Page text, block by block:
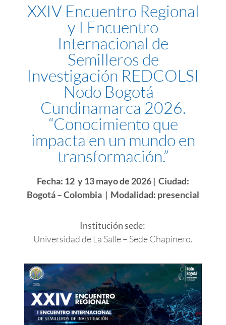
XXIV Encuentro Regional
y I Encuentro
Internacional de
Semilleros de
Investigación REDCOLSI
Nodo Bogotá–
Cundinamarca 2026.
“Conocimiento que
impacta en un mundo en
transformación.”
Fecha: 12 y 13 mayo de 2026 | Ciudad:
Bogotá – Colombia | Modalidad: presencial
Institución sede:
Universidad de La Salle – Sede Chapinero.